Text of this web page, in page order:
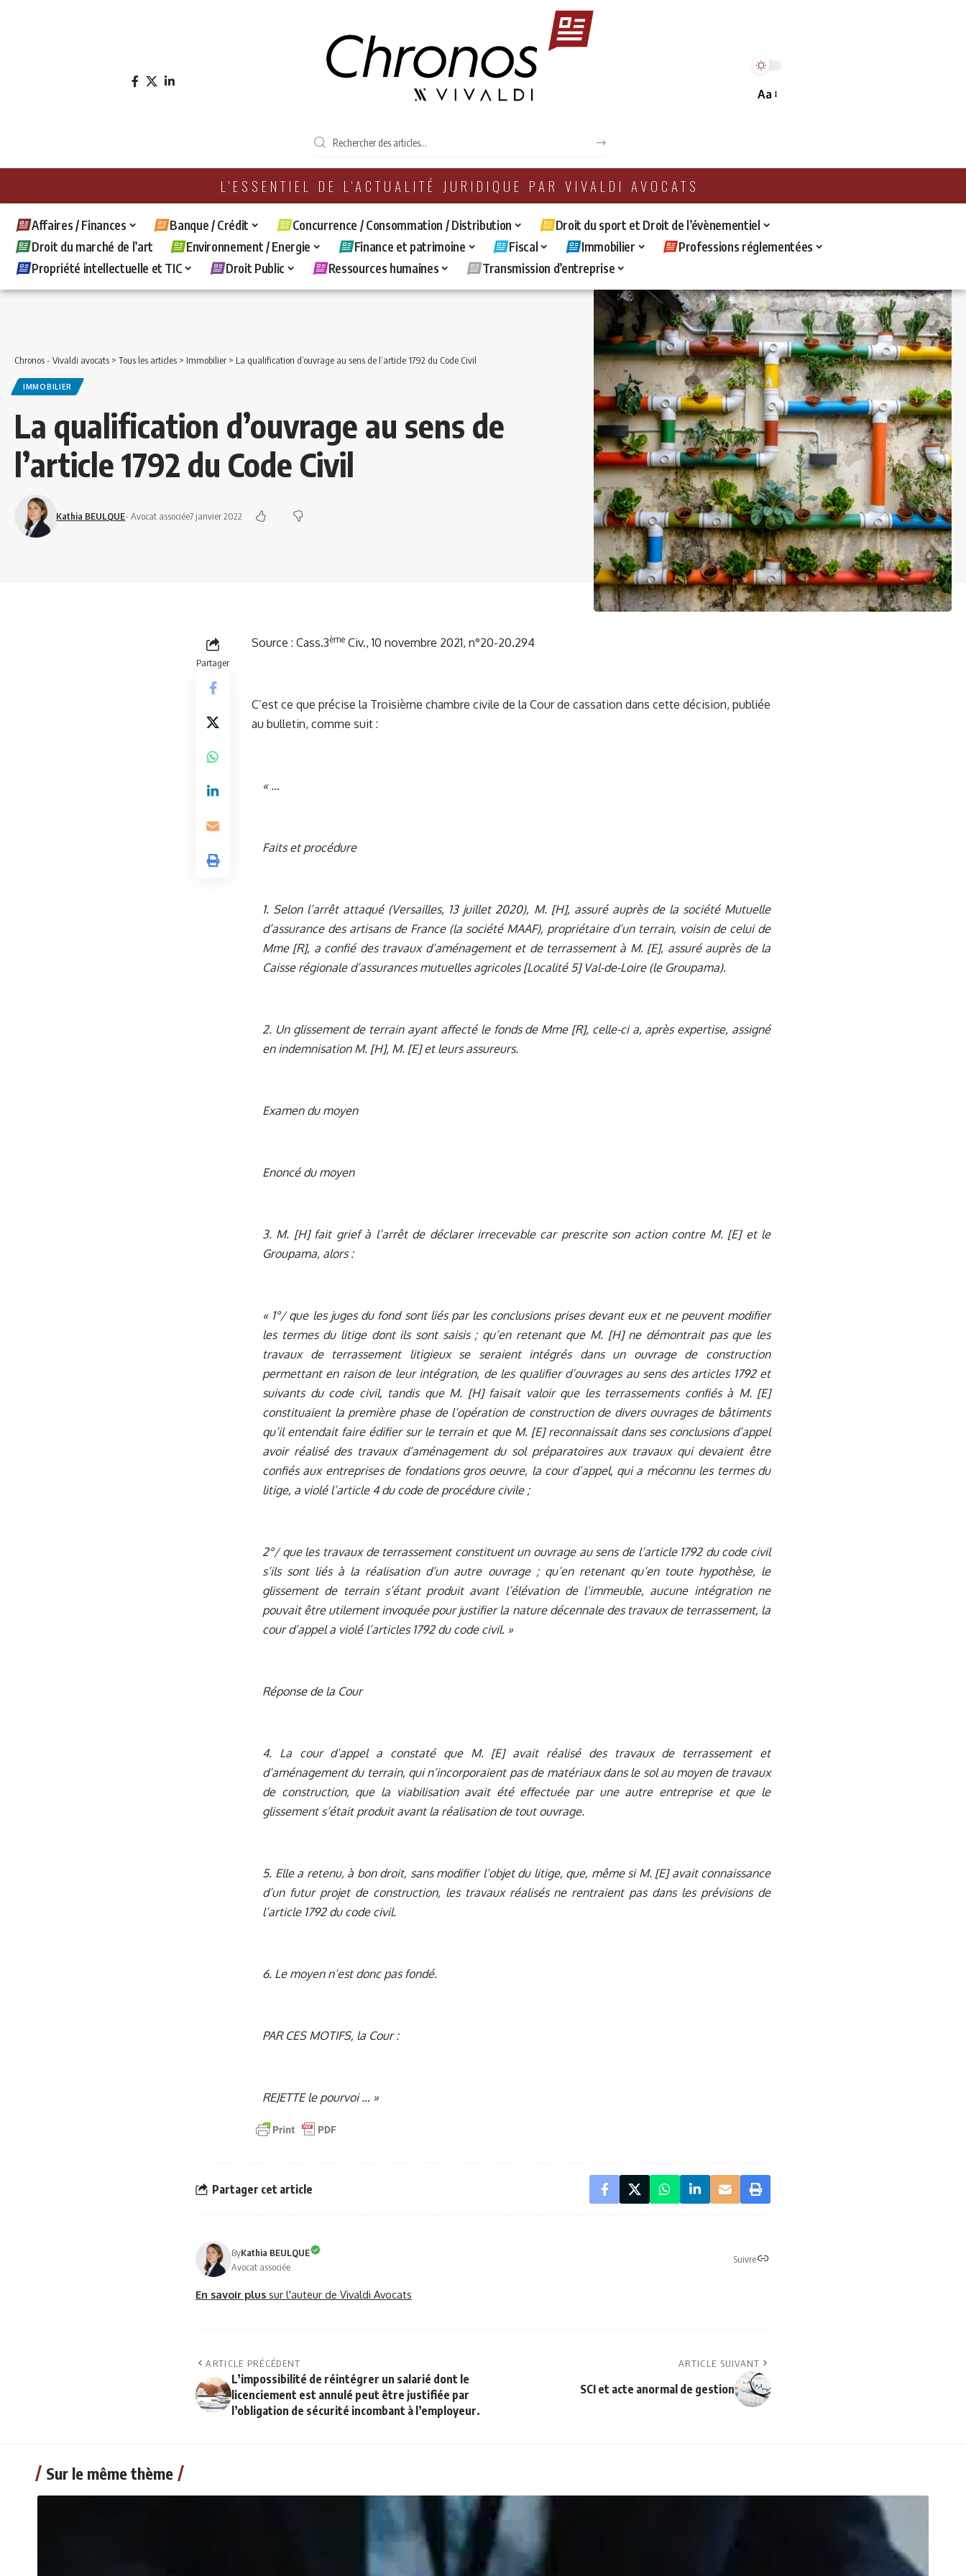
Aa
L'ESSENTIEL DE L'ACTUALITÉ JURIDIQUE PAR VIVALDI AVOCATS
Affaires / Finances Banque / Crédit Concurrence / Consommation / Distribution
Droit du sport et Droit de l’évènementiel
Droit du marché de l’art
Environnement / Energie Finance et patrimoine Fiscal Immobilier
Professions réglementées
Propriété intellectuelle et TIC
Droit Public Ressources humaines Transmission d’entreprise
Chronos - Vivaldi avocats > Tous les articles > Immobilier > La qualification d’ouvrage au sens de l’article 1792 du Code Civil
IMMOBILIER
La qualification d’ouvrage au sens de
l’article 1792 du Code Civil
Kathia BEULQUE- Avocat associée7 janvier 2022
Partager
Source : Cass.3ème Civ., 10 novembre 2021, n°20-20.294
C’est ce que précise la Troisième chambre civile de la Cour de cassation dans cette décision, publiée
au bulletin, comme suit :
« …
Faits et procédure
1. Selon l’arrêt attaqué (Versailles, 13 juillet 2020), M. [H], assuré auprès de la société Mutuelle
d’assurance des artisans de France (la société MAAF), propriétaire d’un terrain, voisin de celui de
Mme [R], a confié des travaux d’aménagement et de terrassement à M. [E], assuré auprès de la
Caisse régionale d’assurances mutuelles agricoles [Localité 5] Val-de-Loire (le Groupama).
2. Un glissement de terrain ayant affecté le fonds de Mme [R], celle-ci a, après expertise, assigné
en indemnisation M. [H], M. [E] et leurs assureurs.
Examen du moyen
Enoncé du moyen
3. M. [H] fait grief à l’arrêt de déclarer irrecevable car prescrite son action contre M. [E] et le
Groupama, alors :
« 1°/ que les juges du fond sont liés par les conclusions prises devant eux et ne peuvent modifier
les termes du litige dont ils sont saisis ; qu’en retenant que M. [H] ne démontrait pas que les
travaux de terrassement litigieux se seraient intégrés dans un ouvrage de construction
permettant en raison de leur intégration, de les qualifier d’ouvrages au sens des articles 1792 et
suivants du code civil, tandis que M. [H] faisait valoir que les terrassements confiés à M. [E]
constituaient la première phase de l’opération de construction de divers ouvrages de bâtiments
qu’il entendait faire édifier sur le terrain et que M. [E] reconnaissait dans ses conclusions d’appel
avoir réalisé des travaux d’aménagement du sol préparatoires aux travaux qui devaient être
confiés aux entreprises de fondations gros oeuvre, la cour d’appel, qui a méconnu les termes du
litige, a violé l’article 4 du code de procédure civile ;
2°/ que les travaux de terrassement constituent un ouvrage au sens de l’article 1792 du code civil
s’ils sont liés à la réalisation d’un autre ouvrage ; qu’en retenant qu’en toute hypothèse, le
glissement de terrain s’étant produit avant l’élévation de l’immeuble, aucune intégration ne
pouvait être utilement invoquée pour justifier la nature décennale des travaux de terrassement, la
cour d’appel a violé l’articles 1792 du code civil. »
Réponse de la Cour
4. La cour d’appel a constaté que M. [E] avait réalisé des travaux de terrassement et
d’aménagement du terrain, qui n’incorporaient pas de matériaux dans le sol au moyen de travaux
de construction, que la viabilisation avait été effectuée par une autre entreprise et que le
glissement s’était produit avant la réalisation de tout ouvrage.
5. Elle a retenu, à bon droit, sans modifier l’objet du litige, que, même si M. [E] avait connaissance
d’un futur projet de construction, les travaux réalisés ne rentraient pas dans les prévisions de
l’article 1792 du code civil.
6. Le moyen n’est donc pas fondé.
PAR CES MOTIFS, la Cour :
REJETTE le pourvoi … »
Partager cet article
ByKathia BEULQUE
Avocat associée
Suivre
En savoir plus sur l'auteur de Vivaldi Avocats
ARTICLE PRÉCÉDENT
L’impossibilité de réintégrer un salarié dont le
licenciement est annulé peut être justifiée par
l’obligation de sécurité incombant à l’employeur.
ARTICLE SUIVANT
SCI et acte anormal de gestion
Sur le même thème